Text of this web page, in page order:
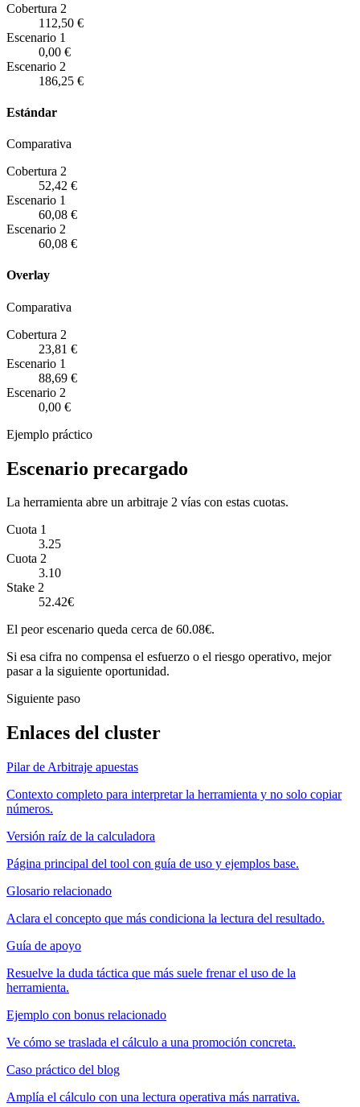
Cobertura 2
112,50 €
Escenario 1
0,00 €
Escenario 2
186,25 €
Estándar
Comparativa
Cobertura 2
52,42 €
Escenario 1
60,08 €
Escenario 2
60,08 €
Overlay
Comparativa
Cobertura 2
23,81 €
Escenario 1
88,69 €
Escenario 2
0,00 €
Ejemplo práctico
Escenario precargado
La herramienta abre un arbitraje 2 vías con estas cuotas.
Cuota 1
3.25
Cuota 2
3.10
Stake 2
52.42€
El peor escenario queda cerca de 60.08€.
Si esa cifra no compensa el esfuerzo o el riesgo operativo, mejor
pasar a la siguiente oportunidad.
Siguiente paso
Enlaces del cluster
Pilar de Arbitraje apuestas
Contexto completo para interpretar la herramienta y no solo copiar
números.
Versión raíz de la calculadora
Página principal del tool con guía de uso y ejemplos base.
Glosario relacionado
Aclara el concepto que más condiciona la lectura del resultado.
Guía de apoyo
Resuelve la duda táctica que más suele frenar el uso de la
herramienta.
Ejemplo con bonus relacionado
Ve cómo se traslada el cálculo a una promoción concreta.
Caso práctico del blog
Amplía el cálculo con una lectura operativa más narrativa.